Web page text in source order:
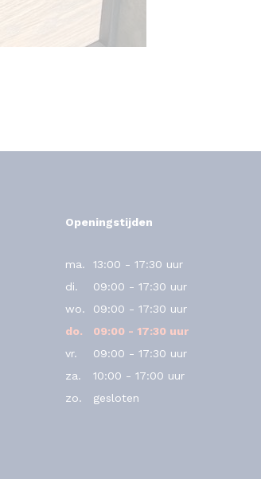
Openingstijden
ma.
13:00 - 17:30 uur
di.
09:00 - 17:30 uur
wo.
09:00 - 17:30 uur
do.
09:00 - 17:30 uur
vr.
09:00 - 17:30 uur
za.
10:00 - 17:00 uur
zo.
gesloten